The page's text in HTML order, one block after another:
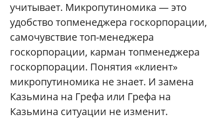
учитывает. Микропутиномика — это
удобство топменеджера госкорпорации,
самочувствие топ-менеджера
госкорпорации, карман топменеджера
госкорпорации. Понятия «клиент»
микропутиномика не знает. И замена
Казьмина на Грефа или Грефа на
Казьмина ситуации не изменит.